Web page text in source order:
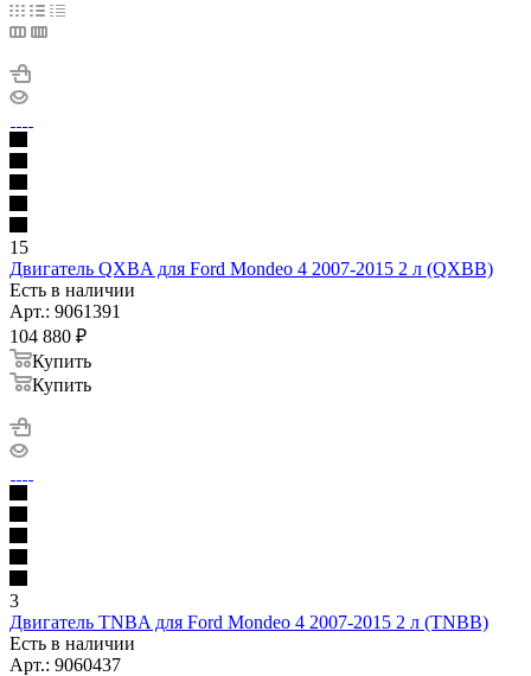
15
Двигатель QXBA для Ford Mondeo 4 2007-2015 2 л (QXBB)
Есть в наличии
Арт.: 9061391
104 880 ₽
Купить
Купить
3
Двигатель TNBA для Ford Mondeo 4 2007-2015 2 л (TNBB)
Есть в наличии
Арт.: 9060437